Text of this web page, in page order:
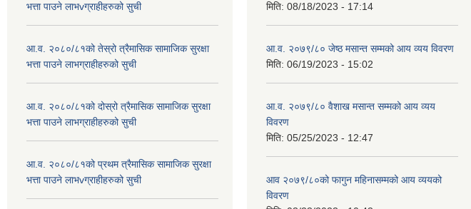
भत्ता पाउने लाभvग्राहीहरुको सुची
आ.व. २०८०/८१को तेस्रो त्रैमासिक सामाजिक सुरक्षा
भत्ता पाउने लाभग्राहीहरुको सुची
आ.व. २०८०/८१को दोस्रो त्रैमासिक सामाजिक सुरक्षा
भत्ता पाउने लाभग्राहीहरुको सुची
आ.व. २०८०/८१को प्रथम त्रैमासिक सामाजिक सुरक्षा
भत्ता पाउने लाभvग्राहीहरुको सुची
मिति: 08/18/2023 - 17:14
आ.व. २०७९/८० जेष्ठ मसान्त सम्मको आय व्यय विवरण
मिति: 06/19/2023 - 15:02
आ.व. २०७९/८० वैशाख मसान्त सम्मको आय व्यय
विवरण
मिति: 05/25/2023 - 12:47
आव २०७९/८०को फागुन महिनासम्मको आय व्ययको
विवरण